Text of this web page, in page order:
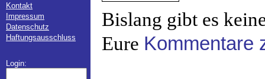
Kontakt
Impressum
Datenschutz
Haftungsausschluss
Login:
Bislang gibt es
Eure Kommentare